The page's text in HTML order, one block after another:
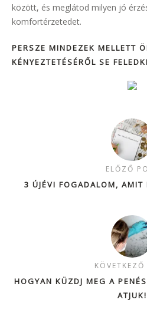
között, és meglátod milyen jó
komfortérzetedet.
PERSZE MINDEZEK MELLETT
KÉNYEZTETÉSÉRŐL SE
ELŐZŐ
3 ÚJÉVI FOGADALOM, AMIT
KÖVETKEZŐ
HOGYAN KÜZDJ MEG A
ATJUK!